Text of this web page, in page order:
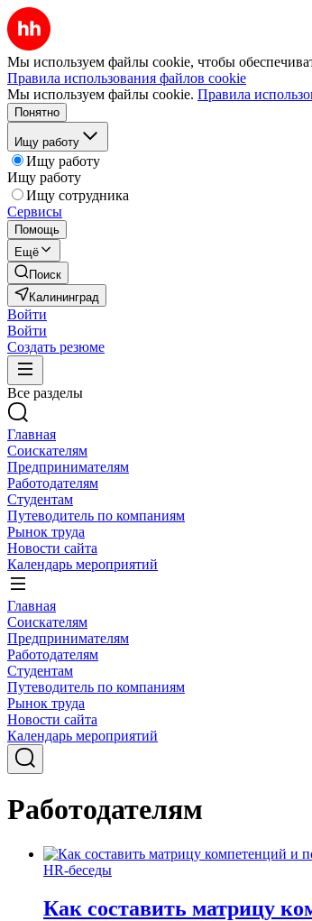
Мы используем файлы cookie, чтобы
Правила использования файлов cookie
Мы используем файлы cookie. Правила
Понятно
Ищу работу
Ищу работу
Ищу работу
Ищу сотрудника
Сервисы
Помощь
Ещё
Поиск
Калининград
Войти
Войти
Создать резюме
Все разделы
Главная
Соискателям
Предпринимателям
Работодателям
Студентам
Путеводитель по компаниям
Рынок труда
Новости сайта
Календарь мероприятий
Главная
Соискателям
Предпринимателям
Работодателям
Студентам
Путеводитель по компаниям
Рынок труда
Новости сайта
Календарь мероприятий
Работодателям
HR-беседы
Как составить матрицу